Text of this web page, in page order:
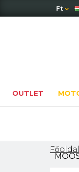
Ft
OUTLET
Főoldal